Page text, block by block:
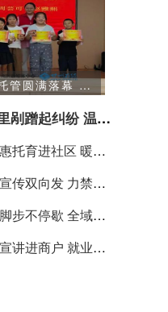
管圆满落幕 快
剐蹭起纠纷 温情
托育进社区 暖心
传双向发 力禁种
步不停歇 全域无
讲进商户 就业服